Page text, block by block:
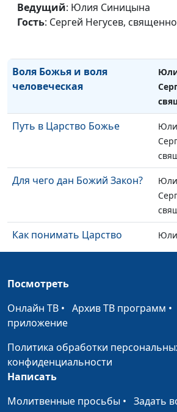
Ведущий: Юлия Синицына
Гость: Сергей Негусев,
Поклонение Богу или себе?
Воля Божья и воля
человеческая
Путь в Царство Божье
Для чего дан Божий Закон?
Как понимать Царство
Божье?
Царство Божье в Библии
Апостол Павел: призвание,
служение, послания
Как христианину бороться
Посмотреть
Онлайн ТВ • Архив ТВ программ •
приложение
Политика обработки
конфиденциальности
Написать
Молитвенные просьбы • Задать